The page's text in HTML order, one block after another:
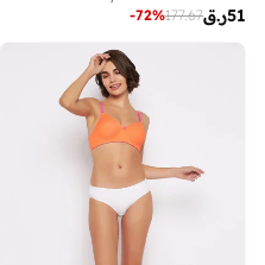
ر.ق51
177.67
-72%